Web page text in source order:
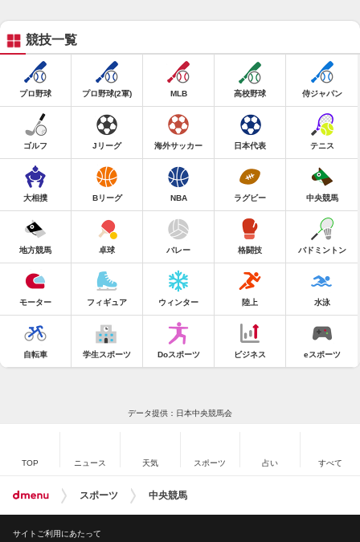
競技一覧
プロ野球 プロ野球(2軍) MLB 高校野球 侍ジャパン
ゴルフ Jリーグ 海外サッカー 日本代表 テニス
大相撲 Bリーグ NBA ラグビー 中央競馬
地方競馬 卓球 バレー 格闘技 バドミントン
モーター フィギュア ウィンター 陸上 水泳
自転車 学生スポーツ Doスポーツ ビジネス eスポーツ
データ提供：日本中央競馬会
TOP ニュース 天気 スポーツ 占い すべて
スポーツ 中央競馬
サイトご利用にあたって